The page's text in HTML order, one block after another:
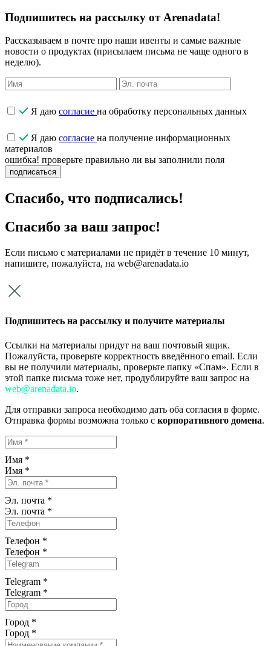
Подпишитесь на рассылку от Arenadata!
Рассказываем в почте про наши ивенты и самые важные
новости о продуктах (присылаем письма не чаще одного в
неделю).
Я даю согласие на обработку персональных данных
Я даю согласие на получение информационных
материалов
ошибка! проверьте правильно ли вы заполнили поля
подписаться
Спасибо, что подписались!
Спасибо за ваш запрос!
Если письмо с материалами не придёт в течение 10 минут,
напишите, пожалуйста, на web@arenadata.io
Подпишитесь на рассылку и получите материалы
Ссылки на материалы придут на ваш почтовый ящик.
Пожалуйста, проверьте корректность введённого email. Если
вы не получили материалы, проверьте папку «Спам». Если в
этой папке письма тоже нет, продублируйте ваш запрос на
web@arenadata.io.
Для отправки запроса необходимо дать оба согласия в форме.
Отправка формы возможна только с корпоративного домена.
Имя *
Имя *
Эл. почта *
Эл. почта *
Телефон *
Телефон *
Telegram *
Telegram *
Город *
Город *